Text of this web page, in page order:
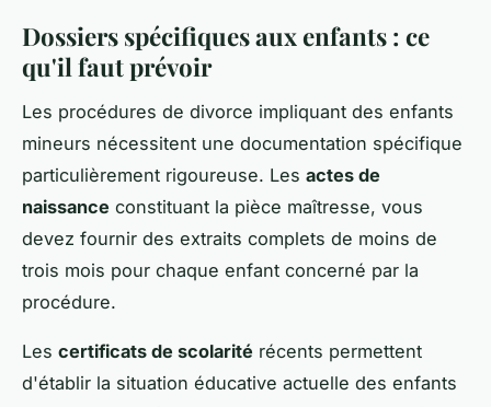
Dossiers spécifiques aux enfants : ce
qu'il faut prévoir
Les procédures de divorce impliquant des enfants
mineurs nécessitent une documentation spécifique
particulièrement rigoureuse. Les actes de
naissance constituant la pièce maîtresse, vous
devez fournir des extraits complets de moins de
trois mois pour chaque enfant concerné par la
procédure.
Les certificats de scolarité récents permettent
d'établir la situation éducative actuelle des enfants